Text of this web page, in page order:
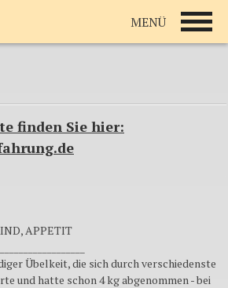
finden Sie hier:
APPETIT
Übelkeit, die sich durch verschiedenste
und hatte schon 4 kg abgenommen - bei
MENÜ